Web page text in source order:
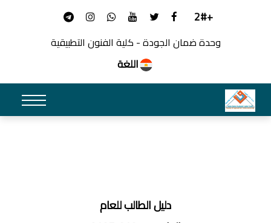
+2#
وحدة ضمان الجودة - كلية الفنون التطبيقية
اللغة
دليل الطالب للعام